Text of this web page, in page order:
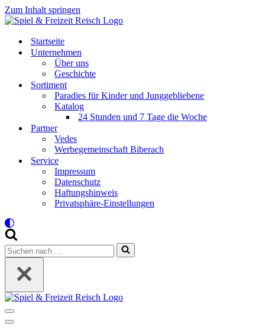
Zum Inhalt springen
Startseite
Unternehmen
Über uns
Geschichte
Sortiment
Paradies für Kinder und Junggebliebene
Katalog
24 Stunden und 7 Tage die Woche
Partner
Vedes
Werbegemeinschaft Biberach
Service
Impressum
Datenschutz
Haftungshinweis
Privatsphäre-Einstellungen
Suchen
nach …
Navigations-
Menü
Navigations-